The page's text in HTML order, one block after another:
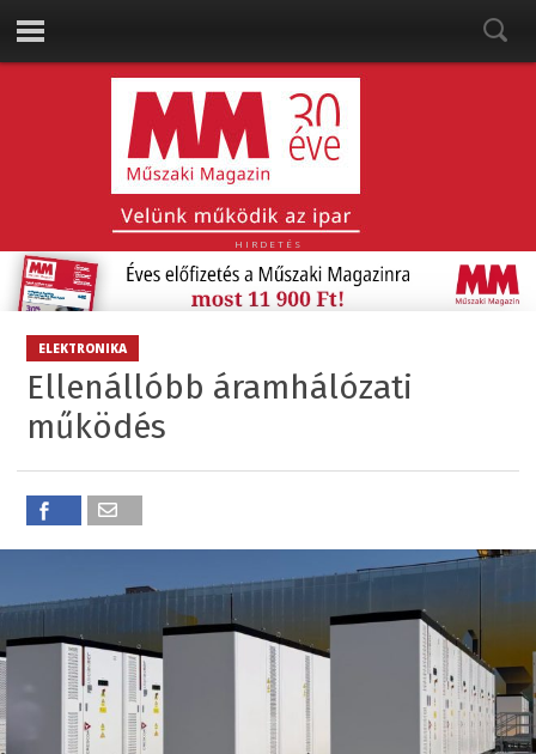
HIRDETÉS
ELEKTRONIKA
Ellenállóbb áramhálózati
működés